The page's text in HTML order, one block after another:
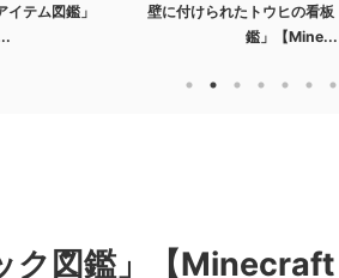
テム図鑑」
壁に付けられたトウヒの看
鑑」【Mine...
図鑑」【Minecraft